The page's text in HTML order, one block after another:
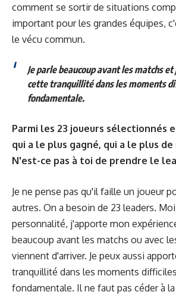
comment se sortir de situations
important pour les grandes équipes,
le vécu commun.
Je parle beaucoup avant les matchs
cette tranquillité dans les moments
fondamentale.
Parmi les 23 joueurs sélectionnés
qui a le plus gagné, qui a le plus
N'est-ce pas à toi de prendre le
Je ne pense pas qu'il faille un joueur
autres. On a besoin de 23 leaders.
personnalité, j'apporte mon
beaucoup avant les matchs ou avec
viennent d'arriver. Je peux aussi
tranquillité dans les moments
fondamentale. Il ne faut pas céder à